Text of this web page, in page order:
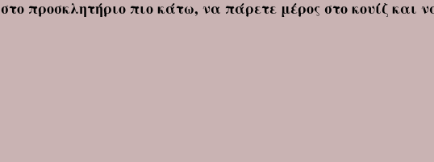
στο προσκλητήριο πιο κάτω, να πάρετε μέρος στο κουίζ και